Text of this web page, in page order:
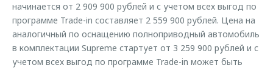
начинается от 2 909 900 рублей и с учетом всех выгод по
программе Trade-in составляет 2 559 900 рублей. Цена на
аналогичный по оснащению полноприводный автомобиль
в комплектации Supreme стартует от 3 259 900 рублей и с
учетом всех выгод по программе Trade-in может быть